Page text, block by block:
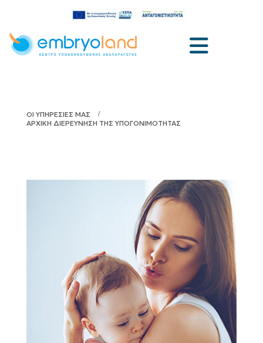
ΟΙ ΥΠΗΡΕΣΙΕΣ ΜΑΣ
ΑΡΧΙΚΗ ΔΙΕΡΕΥΝΗΣΗ ΤΗΣ YΠΟΓΟΝΙΜΟΤΗΤΑΣ